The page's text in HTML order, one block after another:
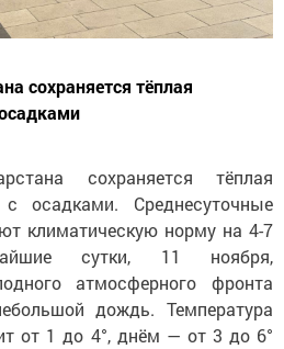
сохраняется тёплая
сохраняется тёплая
с осадками. Среднесуточные
климатическую норму на 4-7
сутки, 11 ноября,
атмосферного фронта
дождь. Температура
от 1 до 4°, днём — от 3 до 6°